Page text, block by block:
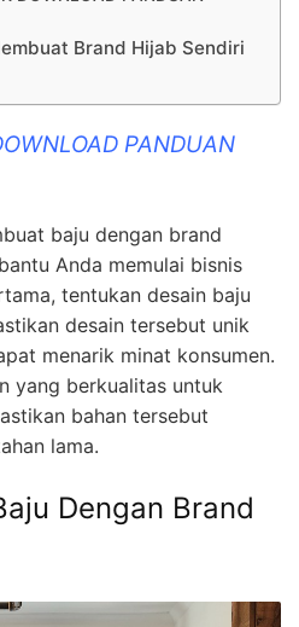
Brand Hijab Sendiri
PANDUAN
baju dengan brand
Anda memulai bisnis
tentukan desain baju
desain tersebut unik
menarik minat konsumen.
yang berkualitas untuk
bahan tersebut
lama.
Dengan Brand